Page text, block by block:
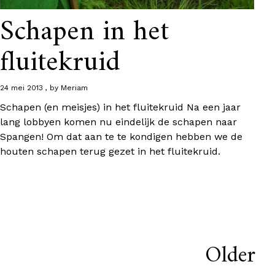
Schapen in het
fluitekruid
24 mei 2013 by Meriam
Schapen (en meisjes) in het fluitekruid Na een jaar
lang lobbyen komen nu eindelijk de schapen naar
Spangen! Om dat aan te te kondigen hebben we de
houten schapen terug gezet in het fluitekruid.
Older